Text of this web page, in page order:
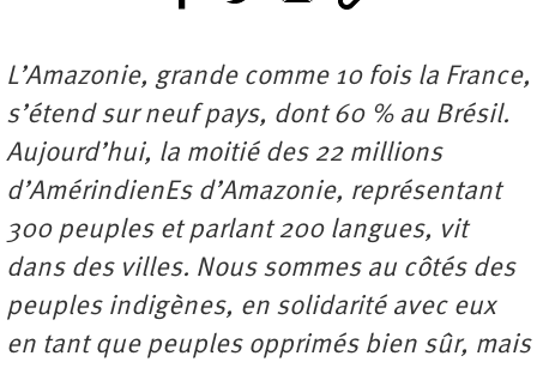
L’Amazonie, grande comme 10 fois la France,
s’étend sur neuf pays, dont 60 % au Brésil.
Aujourd’hui, la moitié des 22 millions
d’AmérindienEs d’Amazonie, représentant
300 peuples et parlant 200 langues, vit
dans des villes. Nous sommes au côtés des
peuples indigènes, en solidarité avec eux
en tant que peuples opprimés bien sûr, mais